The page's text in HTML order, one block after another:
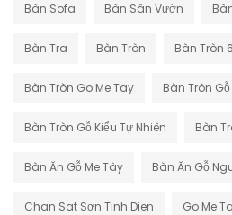
Bàn Sofa Bàn Sân Vườn
Bàn Tra Bàn Tròn Bàn Tròn
Bàn Tròn Go Me Tay Bàn Tròn Gỗ
Bàn Tròn Gỗ Kiểu Tự Nhiên Bàn
Bàn Ăn Gỗ Me Tây Bàn Ăn Gỗ
Chan Sat Sơn Tinh Dien Go Me